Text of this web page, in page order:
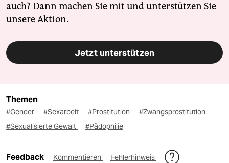
auch? Dann machen Sie mit und unterstützen Sie
unsere Aktion.
Jetzt unterstützen
Themen
#Gender #Sexarbeit #Prostitution
#Zwangsprostitution
#Sexualisierte Gewalt
#Pädophilie
Feedback Kommentieren Fehlerhinweis